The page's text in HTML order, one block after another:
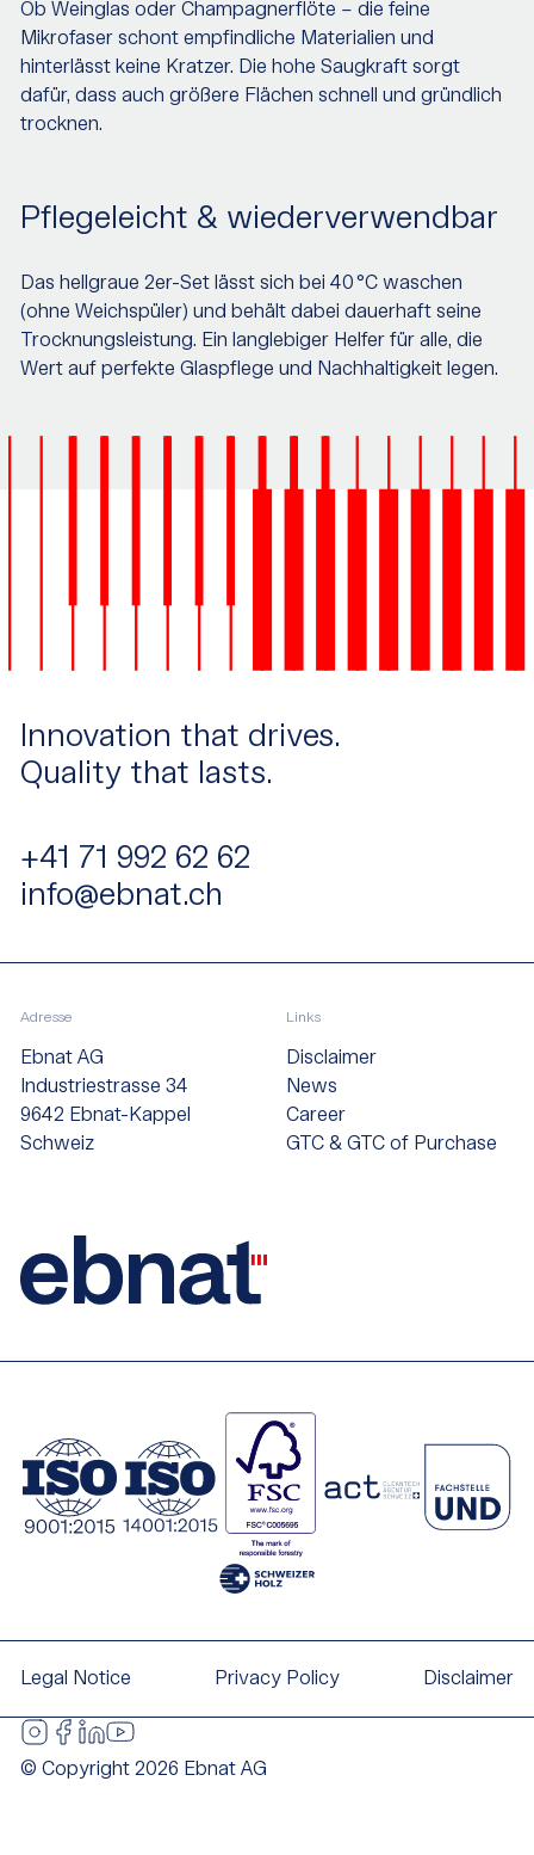
Ob Weinglas oder Champagnerflöte – die feine
Mikrofaser schont empfindliche Materialien und
hinterlässt keine Kratzer. Die hohe Saugkraft sorgt
dafür, dass auch größere Flächen schnell und gründlich
trocknen.
Pflegeleicht & wiederverwendbar
Das hellgraue 2er-Set lässt sich bei 40 °C waschen
(ohne Weichspüler) und behält dabei dauerhaft seine
Trocknungsleistung. Ein langlebiger Helfer für alle, die
Wert auf perfekte Glaspflege und Nachhaltigkeit legen.
Innovation that drives.
Quality that lasts.
+41 71 992 62 62
info@ebnat.ch
Adresse
Ebnat AG
Industriestrasse 34
9642 Ebnat-Kappel
Schweiz
Links
Disclaimer
News
Career
GTC & GTC of Purchase
Legal Notice Privacy Policy Disclaimer
© Copyright 2026 Ebnat AG